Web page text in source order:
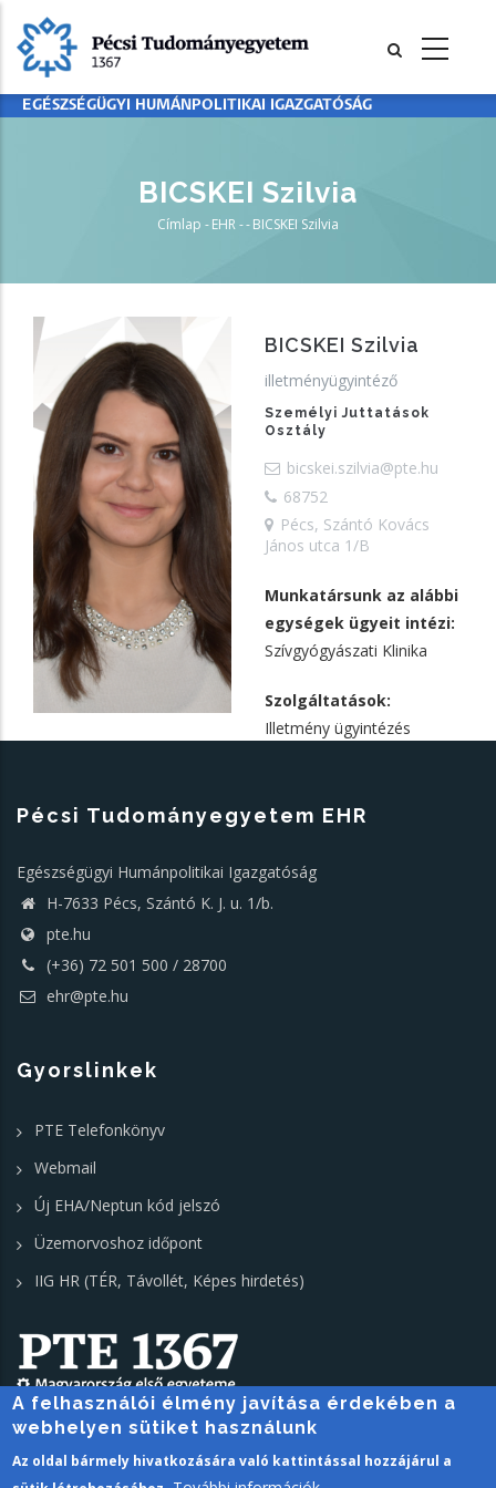
tartalomra
EGÉSZSÉGÜGYI HUMÁNPOLITIKAI IGAZGATÓSÁG
BICSKEI Szilvia
Címlap -EHR --BICSKEI Szilvia
BICSKEI Szilvia
illetményügyintéző
Személyi Juttatások
Osztály
bicskei.szilvia@pte.hu
68752
Pécs, Szántó Kovács
János utca 1/B
Munkatársunk az alábbi
egységek ügyeit intézi:
Szívgyógyászati Klinika
Szolgáltatások:
Illetmény ügyintézés
Pécsi Tudományegyetem EHR
Egészségügyi Humánpolitikai Igazgatóság
H-7633 Pécs, Szántó K. J. u. 1/b.
pte.hu
(+36) 72 501 500 / 28700
ehr@pte.hu
Gyorslinkek
PTE Telefonkönyv
Webmail
Új EHA/Neptun kód jelszó
Üzemorvoshoz időpont
IIG HR (TÉR, Távollét, Képes hirdetés)
PTE login
A felhasználói élmény javítása érdekében a
webhelyen sütiket használunk
Az oldal bármely hivatkozására való kattintással hozzájárul a